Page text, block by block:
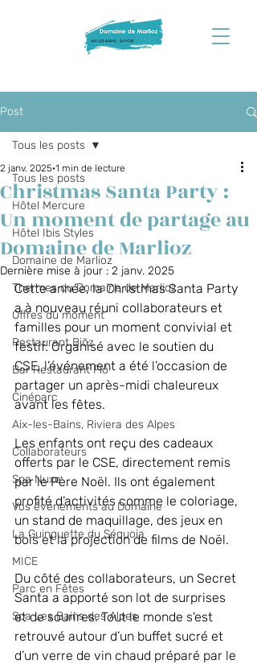
Post
Tous les posts
Hôtel Mercure
Hôtel Ibis Styles
Domaine de Marlioz
Thermes du Domaine de Marlioz
Offres du moment
Restaurant Biõz
Bar Restaurant Flõ
Cinéparc
Aix-les-Bains, Riviera des Alpes
Collaborateurs
Spa Nuxe
Vos événements au Domaine
La Guinguette du Séquoia
MICE
Parc en Fêtes
Spa Les Bains des Alpes
Tous les posts
Christmas Santa Party :
Un moment de partage au
Domaine de Marlioz
2 janv. 2025 1 min de lecture
Dernière mise à jour : 2 janv. 2025
Cette année, la Christmas Santa Party
a à nouveau réuni collaborateurs et
familles pour un moment convivial et
festif. Organisé avec le soutien du
CSE, l’événement a été l’occasion de
partager un après-midi chaleureux
avant les fêtes.
Les enfants ont reçu des cadeaux
offerts par le CSE, directement remis
par le Père Noël. Ils ont également
profité d’activités comme le coloriage,
un stand de maquillage, des jeux en
bois et la projection de films de Noël.
Du côté des collaborateurs, un Secret
Santa a apporté son lot de surprises
et de sourires. Tout le monde s'est
retrouvé autour d’un buffet sucré et
d’un verre de vin chaud préparé par le